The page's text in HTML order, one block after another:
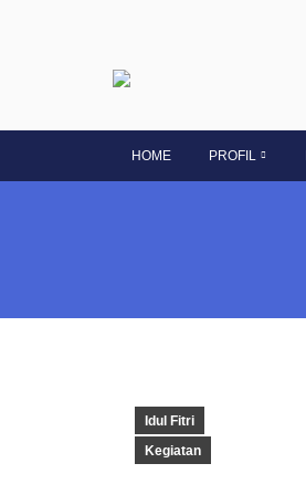
HOME PROFIL
Idul Fitri
Kegiatan